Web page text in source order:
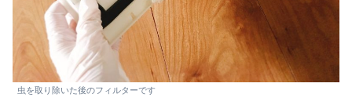
虫を取り除いた後のフィルターです